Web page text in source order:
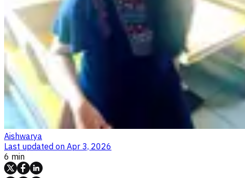
Aishwarya
Last updated on Apr 3, 2026
6 min